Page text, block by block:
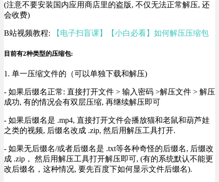
(注意不要安装国内应用商店里的盗版, 不仅无法正常解压, 还
会收费)
B站视频教程: 【电子扫盲课】【小白必看】如何解压压缩包
目前有2种类型的压缩包:
1. 单一压缩文件的（可以单独下载和解压)
- 如果后缀名正常: 直接打开文件 > 输入密码 >解压文件 > 解压
成功, 有的情况会有双层压缩, 再继续解压即可
- 如果后缀名是 .mp4, 直接打开文件会播放猫和老鼠和葫芦娃
之类的视频, 后缀名改成 .zip, 然后用解压工具打开.
- 如果无后缀名/或者后缀名是 .txt等各种奇怪的后缀名, 后缀改
成 .zip， 然后用解压工具打开解压即可, (有的系统默认不能更
改后缀名，这种情况, 要先百度下如何显示文件后缀名).